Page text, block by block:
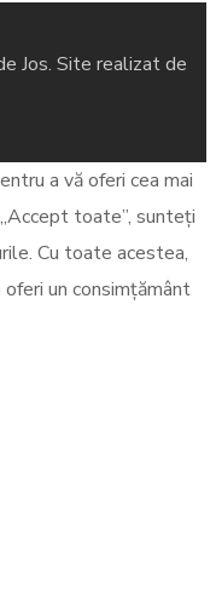
Jos. Site realizat de
a vă oferi cea mai
toate”, sunteți
Cu toate acestea,
un consimțământ